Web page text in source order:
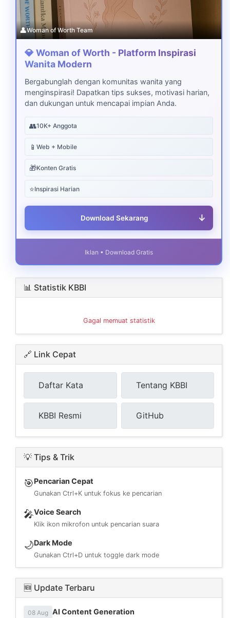
👤Woman of Worth Team
💎 Woman of Worth - Platform Inspirasi
Wanita Modern
Bergabunglah dengan komunitas wanita yang
menginspirasi! Dapatkan tips sukses, motivasi harian,
dan dukungan untuk mencapai impian Anda.
👥10K+ Anggota
📱 Web + Mobile
🎁Konten Gratis
⭐Inspirasi Harian
Download Sekarang ↓
Iklan • Download Gratis
📊 Statistik KBBI
Gagal memuat statistik
🔗 Link Cepat
Daftar Kata Tentang KBBI
KBBI Resmi GitHub
💡 Tips & Trik
🎯Pencarian Cepat
Gunakan Ctrl+K untuk fokus ke pencarian
🎤Voice Search
Klik ikon mikrofon untuk pencarian suara
🌙Dark Mode
Gunakan Ctrl+D untuk toggle dark mode
🆕 Update Terbaru
08 Aug AI Content Generation